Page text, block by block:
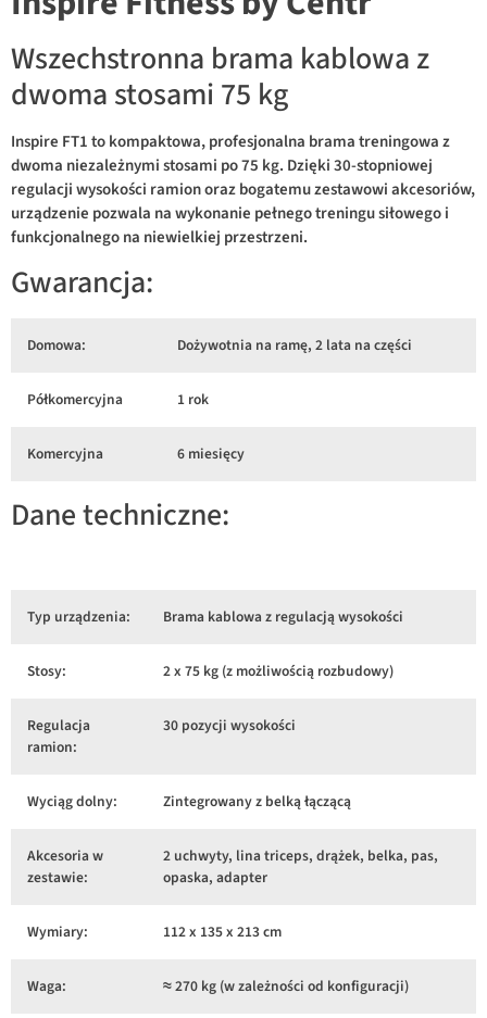
Wszechstronna brama kablowa z
dwoma stosami 75 kg
Inspire FT1 to kompaktowa, profesjonalna brama treningowa z
dwoma niezależnymi stosami po 75 kg. Dzięki 30-stopniowej
regulacji wysokości ramion oraz bogatemu zestawowi akcesoriów,
urządzenie pozwala na wykonanie pełnego treningu siłowego i
funkcjonalnego na niewielkiej przestrzeni.
Gwarancja:
Domowa: Dożywotnia na ramę, 2 lata na części
Półkomercyjna 1 rok
Komercyjna 6 miesięcy
Dane techniczne:
Typ urządzenia: Brama kablowa z regulacją wysokości
Stosy: 2 x 75 kg (z możliwością rozbudowy)
Regulacja
ramion:
30 pozycji wysokości
Wyciąg dolny: Zintegrowany z belką łączącą
Akcesoria w
zestawie:
2 uchwyty, lina triceps, drążek, belka, pas,
opaska, adapter
Wymiary: 112 x 135 x 213 cm
Waga: ≈ 270 kg (w zależności od konfiguracji)